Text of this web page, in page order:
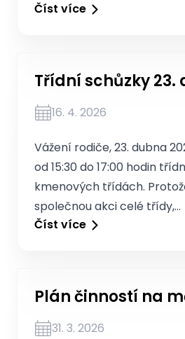
Číst více
Třídní schůzky 23.
16. 4. 2026
Vážení rodiče, 23. dubna
od 15:30 do 17:00 hodin
kmenových třídách.
společnou akci celé třídy,…
Číst více
Plán činností na
31. 3. 2026